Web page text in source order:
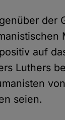
der
auf
Luthers
seien.